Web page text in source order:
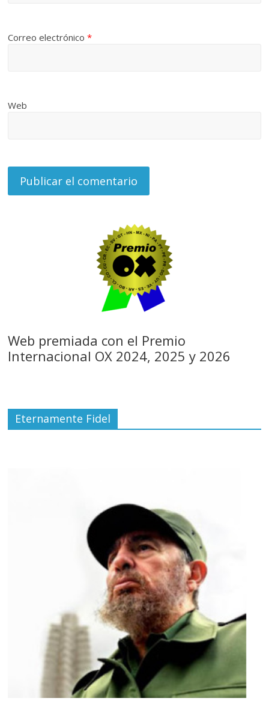
Correo electrónico*
Web
Web premiada con el Premio
Internacional OX 2024, 2025 y 2026
Eternamente Fidel